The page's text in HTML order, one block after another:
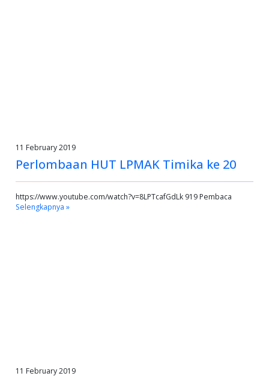
11 February 2019
Perlombaan HUT LPMAK Timika ke 20
https://www.youtube.com/watch?v=8LPTcafGdLk 919 Pembaca
Selengkapnya »
11 February 2019